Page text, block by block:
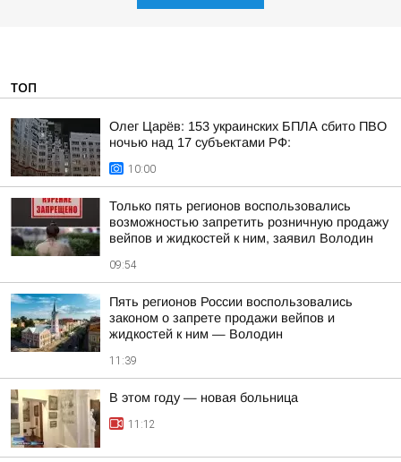
ТОП
Олег Царёв: 153 украинских БПЛА сбито ПВО
ночью над 17 субъектами РФ:
10:00
Только пять регионов воспользовались
возможностью запретить розничную продажу
вейпов и жидкостей к ним, заявил Володин
09:54
Пять регионов России воспользовались
законом о запрете продажи вейпов и
жидкостей к ним — Володин
11:39
В этом году — новая больница
11:12